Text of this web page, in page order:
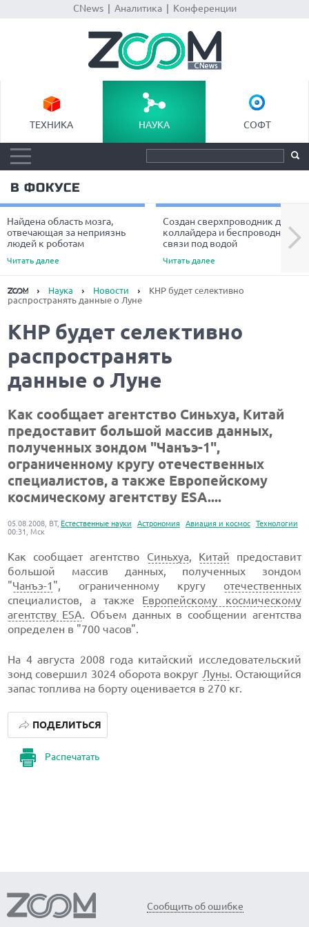
CNews| Аналитика| Конференции
ТЕХНИКА НАУКА СОФТ
В ФОКУСЕ
Найдена область мозга,
отвечающая за неприязнь
людей к роботам
Читать далее
Создан сверхпроводник для
коллайдера и беспроводной
связи под водой
Читать далее
Next
Наука Новости
КНР будет селективно
распространять данные о Луне
КНР будет селективно
распространять
данные о Луне
Как сообщает агентство Синьхуа, Китай
предоставит большой массив данных,
полученных зондом "Чанъэ-1",
ограниченному кругу отечественных
специалистов, а также Европейскому
космическому агентству ESA....
Естественные науки Астрономия Авиация и космос Технологии
05.08.2008, ВТ,
00:31, Мск
Как сообщает агентство Синьхуа, Китай предоставит
большой массив данных, полученных зондом
"Чанъэ-1 ", ограниченному кругу отечественных
специалистов, а также Европейскому космическому
агентству ESA. Объем данных в сообщении агентства
определен в "700 часов".
На 4 августа 2008 года китайский исследовательский
зонд совершил 3024 оборота вокруг Луны. Остающийся
запас топлива на борту оценивается в 270 кг.
Распечатать
ПОДЕЛИТЬСЯ
Сообщить об ошибке